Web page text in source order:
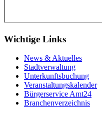
Wichtige Links
News & Aktuelles
Stadtverwaltung
Unterkunftsbuchung
Veranstaltungskalender
Bürgerservice Amt24
Branchenverzeichnis